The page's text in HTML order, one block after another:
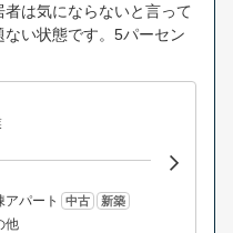
は気にならないと言って
い状態です。5パーセン
アパート 中古 新築
他